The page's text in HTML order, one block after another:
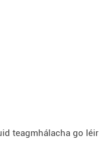
teagmhálacha go léir